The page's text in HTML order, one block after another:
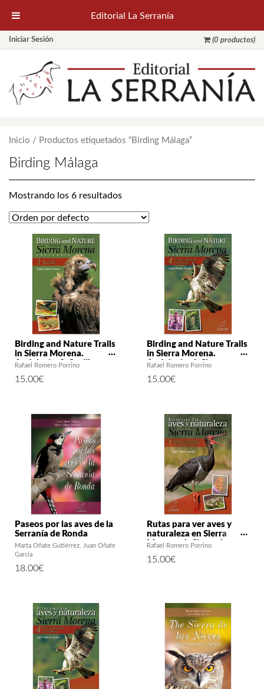
Iniciar Sesión (0 productos)
Inicio / Productos etiquetados “Birding Málaga”
Birding Málaga
Mostrando los 6 resultados
Birding and Nature Trails
in Sierra Morena.
Andalusia: 3. Seville
Rafael Romero Porrino
15.00€
Birding and Nature Trails
in Sierra Morena.
Andalusia: 4. Sierra
Rafael Romero Porrino
15.00€
Paseos por las aves de la
Serranía de Ronda
Marta Oñate Gutiérrez
Juan Oñate
García
18.00€
Rutas para ver aves y
naturaleza en Sierra
Morena. 1: Sierra de
Aroche
Rafael Romero Porrino
15.00€
Editorial La Serranía